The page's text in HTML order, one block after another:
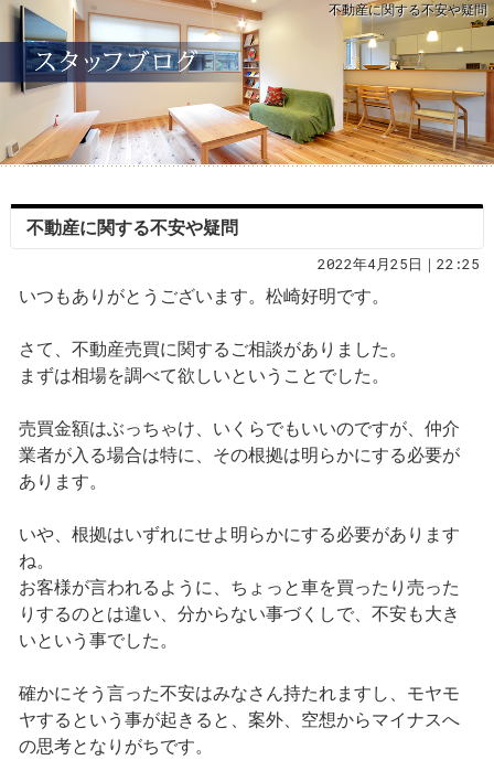
不動産に関する不安や疑問
不動産に関する不安や疑問
2022年4月25日｜22:25
いつもありがとうございます。松崎好明です。
さて、不動産売買に関するご相談がありました。
まずは相場を調べて欲しいということでした。
売買金額はぶっちゃけ、いくらでもいいのですが、仲介
業者が入る場合は特に、その根拠は明らかにする必要が
あります。
いや、根拠はいずれにせよ明らかにする必要があります
ね。
お客様が言われるように、ちょっと車を買ったり売った
りするのとは違い、分からない事づくしで、不安も大き
いという事でした。
確かにそう言った不安はみなさん持たれますし、モヤモ
ヤするという事が起きると、案外、空想からマイナスへ
の思考となりがちです。